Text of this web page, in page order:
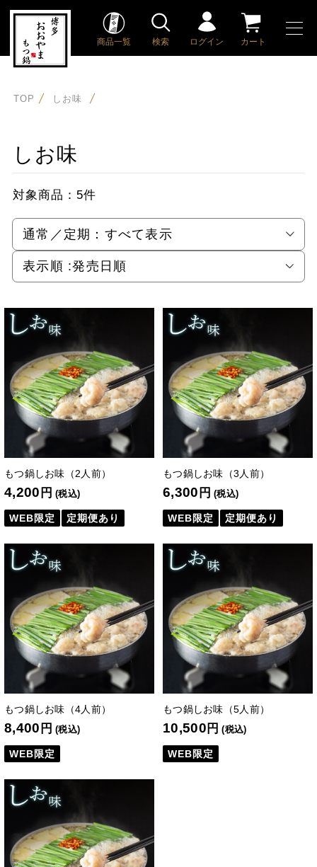
商品一覧 検索 ログイン カート
TOP しお味
しお味
対象商品： 5件
通常／定期： すべて表示
表示順 :発売日順
もつ鍋しお味（2人前）
4,200 円 (税込)
WEB限定 定期便あり
もつ鍋しお味（3人前）
6,300 円 (税込)
WEB限定 定期便あり
もつ鍋しお味（4人前）
8,400 円 (税込)
WEB限定
もつ鍋しお味（5人前）
10,500 円 (税込)
WEB限定